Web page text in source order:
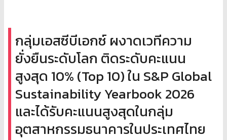
กลุ่มเอสซีบีเอกซ์ ผงาดเวทีความ
ยั่งยืนระดับโลก ติดระดับคะแนน
สูงสุด 10% (Top 10) ใน S&P Global
Sustainability Yearbook 2026
และได้รับคะแนนสูงสุดในกลุ่ม
อุตสาหกรรมธนาคารในประเทศไทย